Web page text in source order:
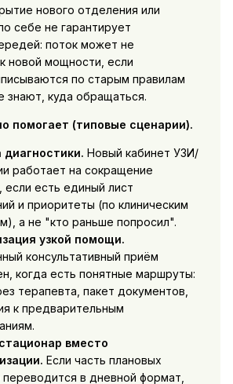
нового отделения или
себе не гарантирует
поток может не
новой мощности, если
по старым правилам
знают, куда обращаться.
помогает (типовые сценарии).
диагностики. Новый кабинет УЗИ/
работает на сокращение
если есть единый лист
и приоритеты (по клиническим
а не "кто раньше попросил".
узкой помощи.
консультативный приём
когда есть понятные маршруты:
терапевта, пакет документов,
к предварительным
вместо
Если часть плановых
в дневной формат,